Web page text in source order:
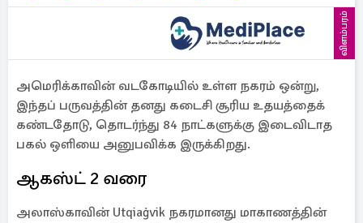
விளம்பரம்
அமெரிக்காவின் வடகோடியில் உள்ள நகரம் ஒன்று,
இந்தப் பருவத்தின் தனது கடைசி சூரிய உதயத்தைக்
கண்டதோடு, தொடர்ந்து 84 நாட்களுக்கு இடைவிடாத
பகல் ஒளியை அனுபவிக்க இருக்கிறது.
ஆகஸ்ட் 2 வரை
அலாஸ்காவின் Utqiaġvik நகரமானது மாகாணத்தின்